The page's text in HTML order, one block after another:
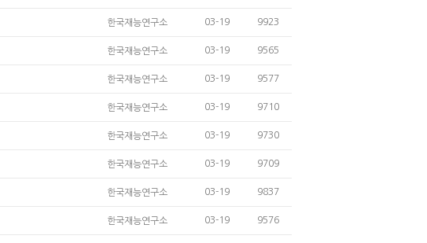
한국재능연구소 03-19 9923
한국재능연구소 03-19 9565
한국재능연구소 03-19 9577
한국재능연구소 03-19 9710
한국재능연구소 03-19 9730
한국재능연구소 03-19 9709
한국재능연구소 03-19 9837
한국재능연구소 03-19 9576